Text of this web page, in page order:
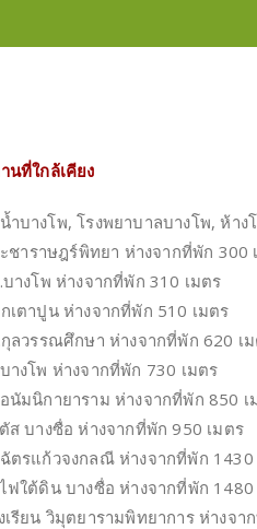
นที่ใกล้เคียง
ำบางโพ, โรงพยาบาลบางโพ, ห้าง
ชาราษฎร์พิทยา ห่างจากที่พัก 300
บางโพ ห่างจากที่พัก 310 เมตร
เตาปูน ห่างจากที่พัก 510 เมตร
กุลวรรณศึกษา ห่างจากที่พัก 620 เ
างโพ ห่างจากที่พัก 730 เมตร
นัมนิกายาราม ห่างจากที่พัก 850 เ
ส บางซื่อ ห่างจากที่พัก 950 เมตร
ตรแก้วจงกลณี ห่างจากที่พัก 1430
ฟใต้ดิน บางซื่อ ห่างจากที่พัก 1480
เรียน วิมุตยารามพิทยาการ ห่างจา